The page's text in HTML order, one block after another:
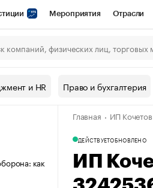
Мероприятия Отрасли
СПб Спецпроекты
Рынок наличной валюты
и HR Право и бухгалтерия
как
Главная ИП
ДЕЙСТВУЕТОБНОВЛЕНО
ИП